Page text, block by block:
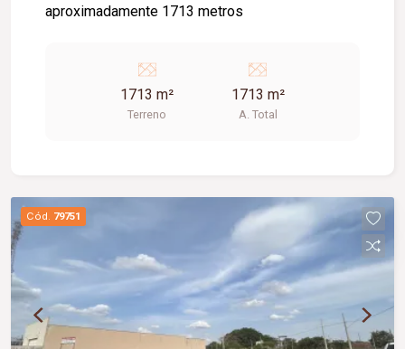
aproximadamente 1713 metros
1713 m²
Terreno
1713 m²
A. Total
Cód. 79751